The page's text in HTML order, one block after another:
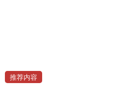
推荐内容